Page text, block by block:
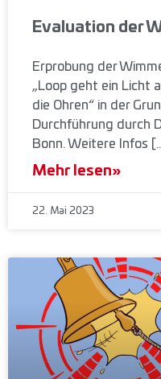
Evaluation der
Erprobung der
„Loop geht ein Licht
die Ohren“ in der
Durchführung durch
Bonn. Weitere Infos
Mehr lesen»
22. Mai 2023